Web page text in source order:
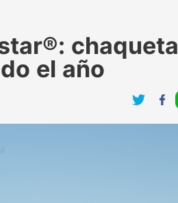
chaqueta
el año